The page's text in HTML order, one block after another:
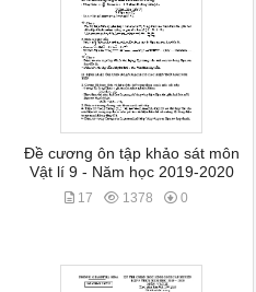
Đề cương ôn tập khảo sát môn
Vật lí 9 - Năm học 2019-2020
17 1378 0